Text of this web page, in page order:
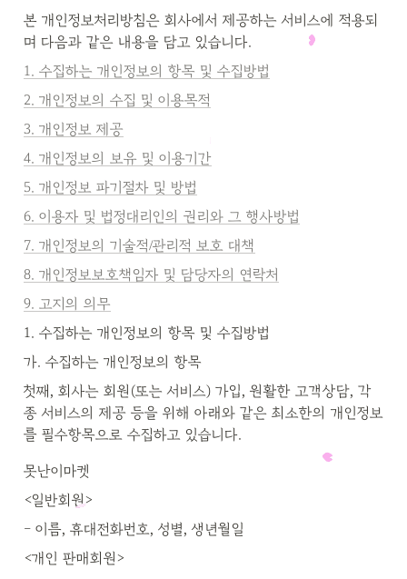
본 개인정보처리방침은 회사에서 제공하는 서비스에 적용되
며 다음과 같은 내용을 담고 있습니다.
1. 수집하는 개인정보의 항목 및 수집방법
2. 개인정보의 수집 및 이용목적
3. 개인정보 제공
4. 개인정보의 보유 및 이용기간
5. 개인정보 파기절차 및 방법
6. 이용자 및 법정대리인의 권리와 그 행사방법
7. 개인정보의 기술적/관리적 보호 대책
8. 개인정보보호책임자 및 담당자의 연락처
9. 고지의 의무
1. 수집하는 개인정보의 항목 및 수집방법
가. 수집하는 개인정보의 항목
첫째, 회사는 회원(또는 서비스) 가입, 원활한 고객상담, 각
종 서비스의 제공 등을 위해 아래와 같은 최소한의 개인정보
를 필수항목으로 수집하고 있습니다.
못난이마켓
<일반회원>
- 이름, 휴대전화번호, 성별, 생년월일
<개인 판매회원>